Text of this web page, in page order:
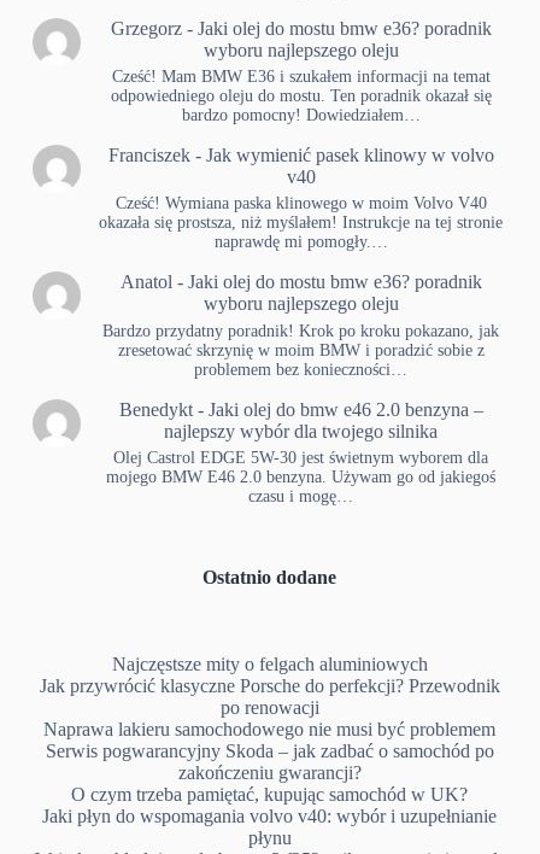
Grzegorz- Jaki olej do mostu bmw e36? poradnik
wyboru najlepszego oleju
Cześć! Mam BMW E36 i szukałem informacji na temat
odpowiedniego oleju do mostu. Ten poradnik okazał się
bardzo pomocny! Dowiedziałem…
Franciszek- Jak wymienić pasek klinowy w volvo
v40
Cześć! Wymiana paska klinowego w moim Volvo V40
okazała się prostsza, niż myślałem! Instrukcje na tej stronie
naprawdę mi pomogły.…
Anatol- Jaki olej do mostu bmw e36? poradnik
wyboru najlepszego oleju
Bardzo przydatny poradnik! Krok po kroku pokazano, jak
zresetować skrzynię w moim BMW i poradzić sobie z
problemem bez konieczności…
Benedykt- Jaki olej do bmw e46 2.0 benzyna –
najlepszy wybór dla twojego silnika
Olej Castrol EDGE 5W-30 jest świetnym wyborem dla
mojego BMW E46 2.0 benzyna. Używam go od jakiegoś
czasu i mogę…
Ostatnio dodane
Najczęstsze mity o felgach aluminiowych
Jak przywrócić klasyczne Porsche do perfekcji? Przewodnik
po renowacji
Naprawa lakieru samochodowego nie musi być problemem
Serwis pogwarancyjny Skoda – jak zadbać o samochód po
zakończeniu gwarancji?
O czym trzeba pamiętać, kupując samochód w UK?
Jaki płyn do wspomagania volvo v40: wybór i uzupełnianie
płynu